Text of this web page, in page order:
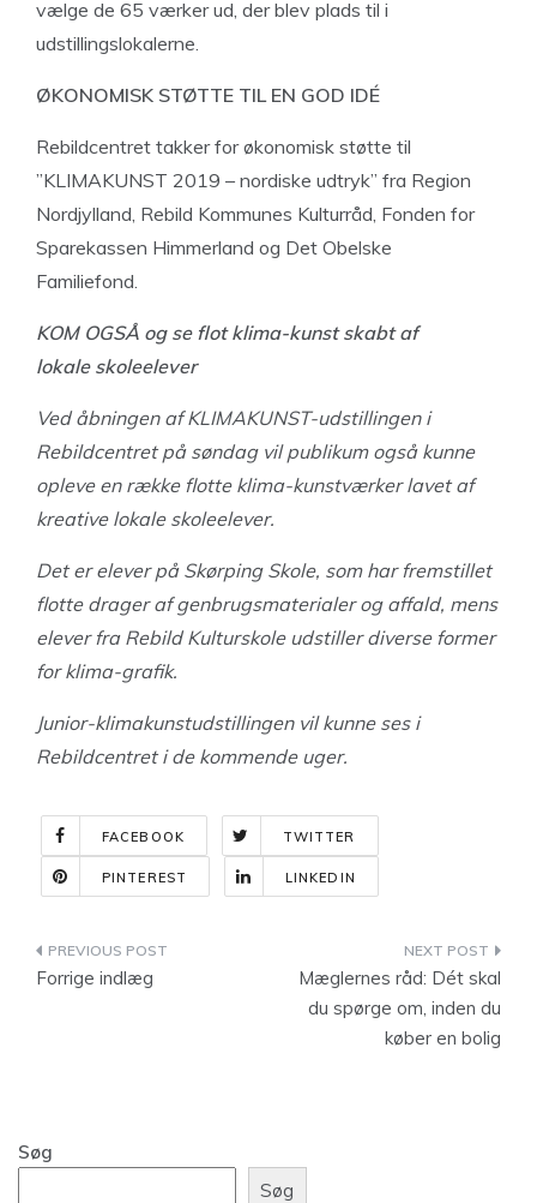
vælge de 65 værker ud, der blev plads til i
udstillingslokalerne.
ØKONOMISK STØTTE TIL EN GOD IDÉ
Rebildcentret takker for økonomisk støtte til
”KLIMAKUNST 2019 – nordiske udtryk” fra Region
Nordjylland, Rebild Kommunes Kulturråd, Fonden for
Sparekassen Himmerland og Det Obelske
Familiefond.
KOM OGSÅ og se flotklima-kunstskabt af
lokale skoleelever
Ved åbningen af KLIMAKUNST-udstillingen i
Rebildcentret på søndag vil publikum også kunne
opleve en række flotte klima-kunstværker lavet af
kreative lokale skoleelever.
Det er elever på Skørping Skole, som har fremstillet
flotte drager af genbrugsmaterialer og affald, mens
elever fra Rebild Kulturskole udstiller diverse former
for klima-grafik.
Junior-klimakunstudstillingen vil kunne ses i
Rebildcentret i de kommende uger.
FACEBOOK TWITTER
PINTEREST LINKEDIN
Indlægsnavigation
Forrige indlæg
Mæglernes råd: Dét skal
du spørge om, inden du
køber en bolig
Søg
Søg